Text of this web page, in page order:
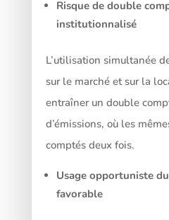
Risque de double
institutionnalisé
L’utilisation simultanée
sur le marché et sur la
entraîner un double
d’émissions, où les
comptés deux fois.
Usage opportuniste
favorable